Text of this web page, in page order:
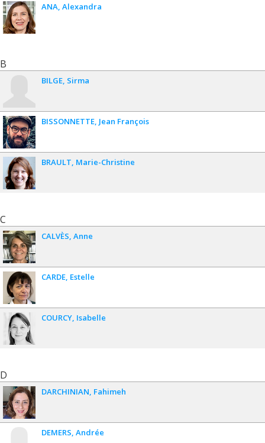
ANA Alexandra
B
BILGE Sirma
BISSONNETTE Jean François
BRAULT Marie-Christine
C
CALVÈS Anne
CARDE Estelle
COURCY Isabelle
D
DARCHINIAN Fahimeh
DEMERS Andrée